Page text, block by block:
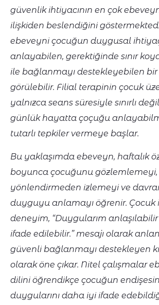
güvenlik ihtiyacının en çok
ilişkiden beslendiğini
ebeveyni çocuğun duygusal
anlayabilen, gerektiğinde sınır
ile bağlanmayı destekleyebilen
görülebilir. Filial terapinin çocuk
yalnızca seans süresiyle sınırlı
günlük hayatta çoçuğu
tutarlı tepkiler vermeye başlar.
Bu yaklaşımda ebeveyn, haftalık
boyunca çocuğunu gözlemlemeyi,
yönlendirmeden izlemeyi ve
duyguyu anlamayı öğrenir. Çocuk
deneyim, “Duygularım
ifade edilebilir.” mesajı olarak
güvenli bağlanmayı destekleyen
olarak öne çıkar. Nitel çalışmalar
dilini öğrendikçe çocuğun
duygularını daha iyi ifade